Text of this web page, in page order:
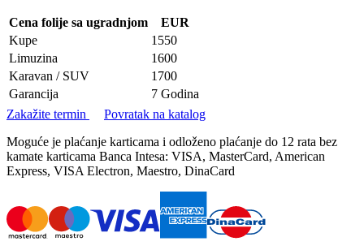
Cena folije sa ugradnjom
EUR
Kupe
1550
Limuzina
1600
Karavan / SUV
1700
Garancija
7 Godina
Zakažite termin
Povratak na katalog
Moguće je plaćanje karticama i odloženo plaćanje do 12 rata bez
kamate karticama Banca Intesa: VISA, MasterCard, American
Express, VISA Electron, Maestro, DinaCard